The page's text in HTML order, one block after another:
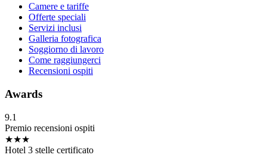
Camere e tariffe
Offerte speciali
Servizi inclusi
Galleria fotografica
Soggiorno di lavoro
Come raggiungerci
Recensioni ospiti
Awards
9.1
Premio recensioni ospiti
★★★
Hotel 3 stelle certificato